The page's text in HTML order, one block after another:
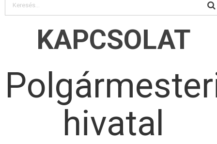
KAPCSOLAT
hivatal